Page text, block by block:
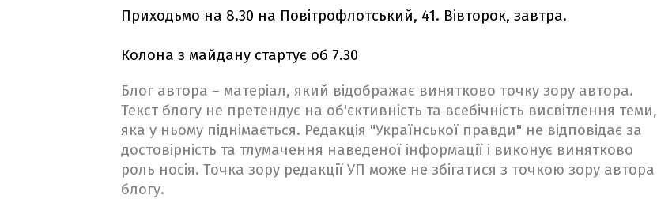
Приходьмо на 8.30 на Повітрофлотський, 41. Вівторок, завтра.
Колона з майдану стартує об 7.30
Блог автора – матеріал, який відображає винятково точку зору автора.
Текст блогу не претендує на об'єктивність та всебічність висвітлення теми,
яка у ньому піднімається. Редакція "Української правди" не відповідає за
достовірність та тлумачення наведеної інформації і виконує винятково
роль носія. Точка зору редакції УП може не збігатися з точкою зору автора
блогу.